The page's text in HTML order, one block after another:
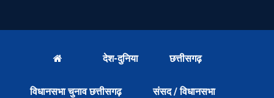
देश-दुनिया छत्तीसगढ़
विधानसभा चुनाव छत्तीसगढ़ संसद / विधानसभा